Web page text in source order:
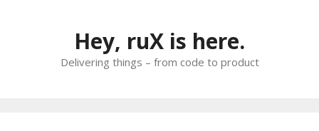
Hey, ruX is here.
Delivering things – from code to product